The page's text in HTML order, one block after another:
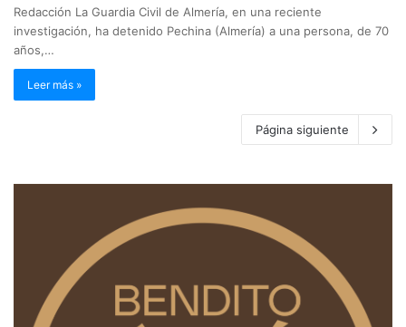
Redacción La Guardia Civil de Almería, en una reciente
investigación, ha detenido Pechina (Almería) a una persona, de 70
años,…
Leer más »
Página siguiente